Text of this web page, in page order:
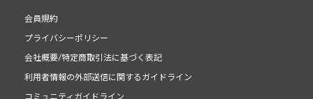
会員規約
プライバシーポリシー
会社概要/特定商取引法に基づく表記
利用者情報の外部送信に関するガイドライン
コミュニティガイドライン